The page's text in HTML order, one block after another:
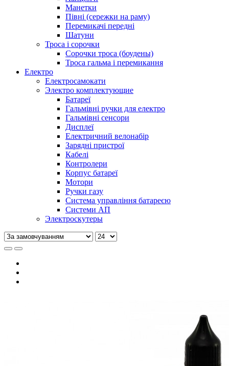
Манетки
Півні (сережки на раму)
Перемикачі передні
Шатуни
Троса і сорочки
Сорочки троса (боудены)
Троса гальма і перемикання
Електро
Електросамокати
Электро комплектующие
Батареї
Гальмівні ручки для електро
Гальмівні сенсори
Дисплеї
Електричний велонабір
Зарядні пристрої
Кабелі
Контролери
Корпус батареї
Мотори
Ручки газу
Система управління батареєю
Системи АП
Электроскутеры